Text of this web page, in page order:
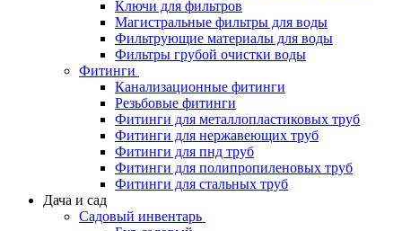
Ключи для фильтров
Магистральные фильтры для воды
Фильтрующие материалы для воды
Фильтры грубой очистки воды
Фитинги
Канализационные фитинги
Резьбовые фитинги
Фитинги для металлопластиковых труб
Фитинги для нержавеющих труб
Фитинги для пнд труб
Фитинги для полипропиленовых труб
Фитинги для стальных труб
Дача и сад
Садовый инвентарь